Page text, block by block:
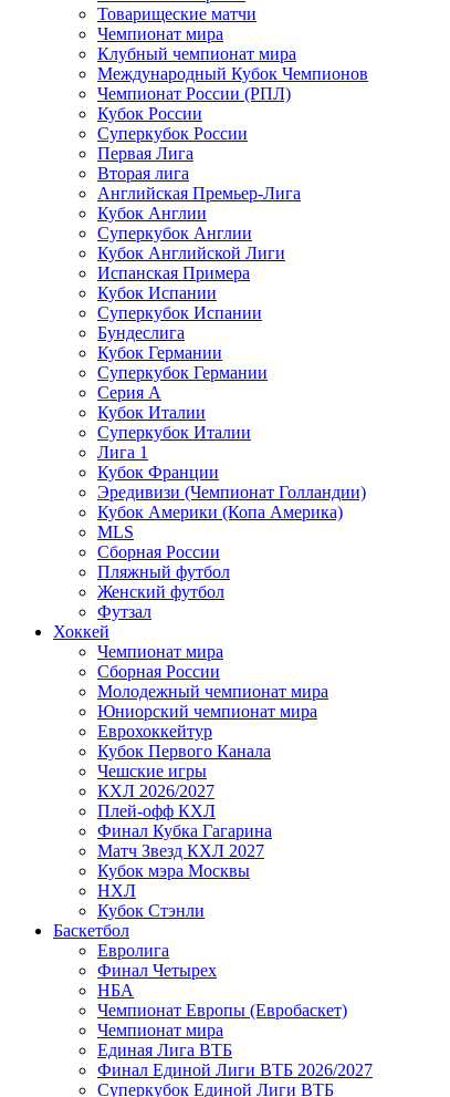
Товарищеские матчи
Чемпионат мира
Клубный чемпионат мира
Международный Кубок Чемпионов
Чемпионат России (РПЛ)
Кубок России
Суперкубок России
Первая Лига
Вторая лига
Английская Премьер-Лига
Кубок Англии
Суперкубок Англии
Кубок Английской Лиги
Испанская Примера
Кубок Испании
Суперкубок Испании
Бундеслига
Кубок Германии
Суперкубок Германии
Серия А
Кубок Италии
Суперкубок Италии
Лига 1
Кубок Франции
Эредивизи (Чемпионат Голландии)
Кубок Америки (Копа Америка)
MLS
Сборная России
Пляжный футбол
Женский футбол
Футзал
Хоккей
Чемпионат мира
Сборная России
Молодежный чемпионат мира
Юниорский чемпионат мира
Еврохоккейтур
Кубок Первого Канала
Чешские игры
КХЛ 2026/2027
Плей-офф КХЛ
Финал Кубка Гагарина
Матч Звезд КХЛ 2027
Кубок мэра Москвы
НХЛ
Кубок Стэнли
Баскетбол
Евролига
Финал Четырех
НБА
Чемпионат Европы (Евробаскет)
Чемпионат мира
Единая Лига ВТБ
Финал Единой Лиги ВТБ 2026/2027
Суперкубок Единой Лиги ВТБ